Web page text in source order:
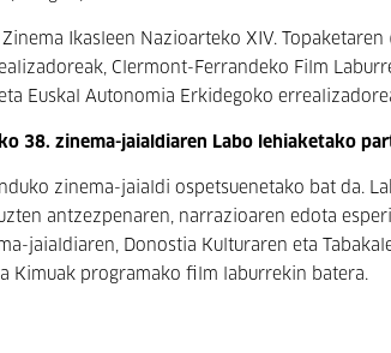
Ikasleen Nazioarteko XIV. Topaketaren
Clermont-Ferrandeko Film
Euskal Autonomia Erkidegoko
38. zinema-jaialdiaren Labo lehiaketako
zinema-jaialdi ospetsuenetako bat da.
antzezpenaren, narrazioaren edota
jaialdiaren, Donostia Kulturaren eta
Kimuak programako film laburrekin batera.